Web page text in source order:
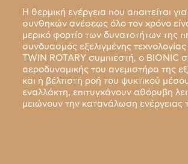
Η θερμική ενέργεια που απαιτείται
συνθηκών ανέσεως όλο τον χρόνο
μερικό φορτίο των δυνατοτήτων της
συνδυασμός εξελιγμένης
TWIN ROTARY συμπιεστή, ο BIONIC
αεροδυναμικής του ανεμιστήρα της
και η βέλτιστη ροή του ψυκτικού
εναλλάκτη, επιτυγχάνουν αθόρυβη
μειώνουν την κατανάλωση ενέργειας